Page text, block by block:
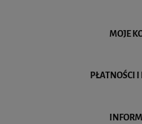
MOJE
PŁATNOŚCI